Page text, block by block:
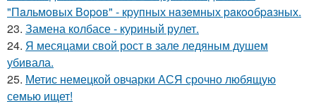
"Пaльмoвых Вopoв" - кpупных нaзeмных paкooбpaзных.
23. Замена колбасе - куриный рулет.
24. Я месяцами свой рост в зале ледяным душем
убивала.
25. Метис немецкой овчарки АСЯ срочно любящую
семью ищет!